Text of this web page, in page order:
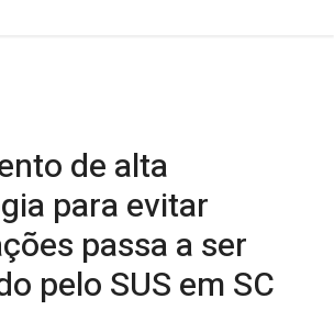
de alta
para evitar
passa a ser
pelo SUS em SC